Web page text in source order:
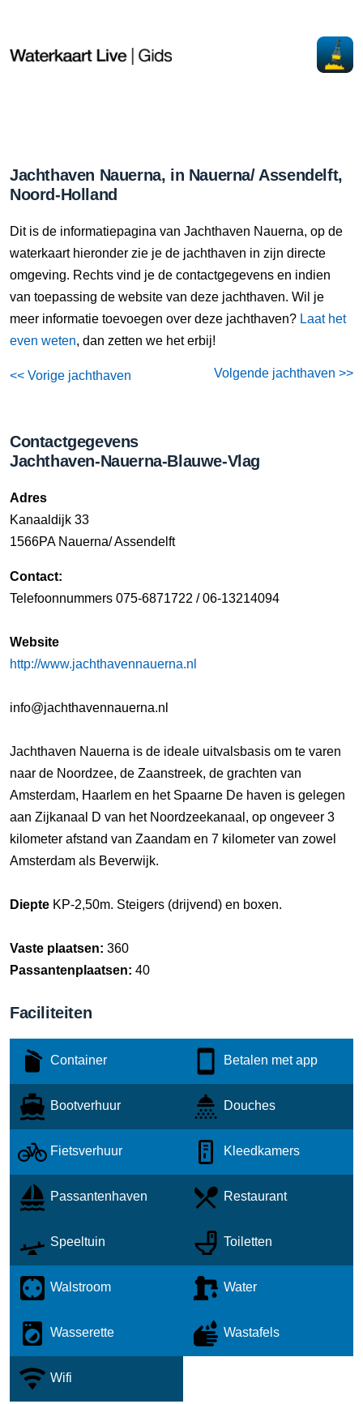
Jachthaven Nauerna, in Nauerna/ Assendelft,
Noord-Holland
Dit is de informatiepagina van Jachthaven Nauerna, op de
waterkaart hieronder zie je de jachthaven in zijn directe
omgeving. Rechts vind je de contactgegevens en indien
van toepassing de website van deze jachthaven. Wil je
meer informatie toevoegen over deze jachthaven? Laat het
even weten, dan zetten we het erbij!
<< Vorige jachthaven Volgende jachthaven >>
Contactgegevens
Jachthaven-Nauerna-Blauwe-Vlag
Adres
Kanaaldijk 33
1566PA Nauerna/ Assendelft
Contact:
Telefoonnummers 075-6871722 / 06-13214094
Website
http://www.jachthavennauerna.nl
info@jachthavennauerna.nl
Jachthaven Nauerna is de ideale uitvalsbasis om te varen
naar de Noordzee, de Zaanstreek, de grachten van
Amsterdam, Haarlem en het Spaarne De haven is gelegen
aan Zijkanaal D van het Noordzeekanaal, op ongeveer 3
kilometer afstand van Zaandam en 7 kilometer van zowel
Amsterdam als Beverwijk.
Diepte KP-2,50m. Steigers (drijvend) en boxen.
Vaste plaatsen: 360
Passantenplaatsen: 40
Faciliteiten
Container Betalen met app
Bootverhuur Douches
Fietsverhuur Kleedkamers
Passantenhaven Restaurant
Speeltuin Toiletten
Walstroom Water
Wasserette Wastafels
Wifi